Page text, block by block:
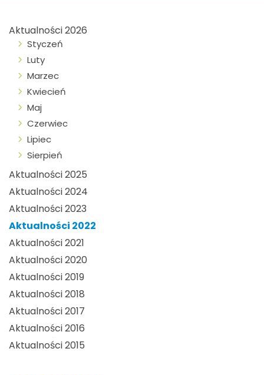
Aktualności 2026
Styczeń
Luty
Marzec
Kwiecień
Maj
Czerwiec
Lipiec
Sierpień
Aktualności 2025
Aktualności 2024
Aktualności 2023
Aktualności 2022
Aktualności 2021
Aktualności 2020
Aktualności 2019
Aktualności 2018
Aktualności 2017
Aktualności 2016
Aktualności 2015